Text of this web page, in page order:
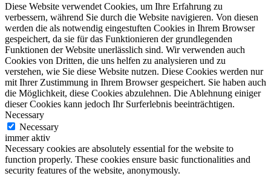
Diese Website verwendet Cookies, um Ihre Erfahrung zu
verbessern, während Sie durch die Website navigieren. Von diesen
werden die als notwendig eingestuften Cookies in Ihrem Browser
gespeichert, da sie für das Funktionieren der grundlegenden
Funktionen der Website unerlässlich sind. Wir verwenden auch
Cookies von Dritten, die uns helfen zu analysieren und zu
verstehen, wie Sie diese Website nutzen. Diese Cookies werden nur
mit Ihrer Zustimmung in Ihrem Browser gespeichert. Sie haben auch
die Möglichkeit, diese Cookies abzulehnen. Die Ablehnung einiger
dieser Cookies kann jedoch Ihr Surferlebnis beeinträchtigen.
Necessary
Necessary
immer aktiv
Necessary cookies are absolutely essential for the website to
function properly. These cookies ensure basic functionalities and
security features of the website, anonymously.